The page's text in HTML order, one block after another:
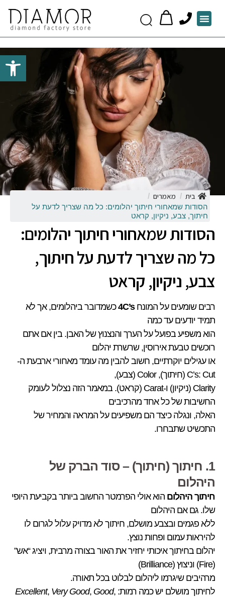
Open toolbar
P
o
Menu
בית / מאמרים /
הסודות שמאחורי חיתוך יהלומים: כל מה שצריך לדעת על
חיתוך, צבע, ניקיון, קראט
הסודות שמאחורי חיתוך יהלומים:
כל מה שצריך לדעת על חיתוך,
צבע, ניקיון, קראט
רבים שומעים על המונח4C’sכשמדובר ביהלומים, אך לא
תמיד יודעים עד כמה
הוא משפיע בפועל על הערך והנצנוץ של האבן. בין אם אתם
רוכשים טבעת אירוסין, שרשרת יהלום
או עגילים יוקרתיים, חשוב להבין מה עומד מאחורי ארבעת ה-
C’s: Cut (חיתוך), Color (צבע),
Clarity (ניקיון) ו-Carat (קראט). במאמר הזה נצלול לעומק
החשיבות של כל אחד מהרכיבים
האלה, ונגלה כיצד הם משפיעים על המראה והמחיר של
התכשיט שתבחרו.
1. חיתוך (חיתוך) – סוד הברק של
היהלום
חיתוך היהלום הוא אולי הפרמטר החשוב ביותר בקביעת היופי
שלו. גם אם היהלום
ללא פגמים ובצבע מושלם, חיתוך לא מדויק עלול לגרום לו
להיראות עמום ופחות נוצץ.
יהלום בחיתוך איכותי יחזיר את האור בצורה מרבית, ויציג “אש”
(Fire) וניצוץ (Brilliance)
מרהיבים שיגרמו ליהלום לבלוט בכל תאורה.
לחיתוך מושלם יש כמה רמות:
Excellent, Very Good, Good,